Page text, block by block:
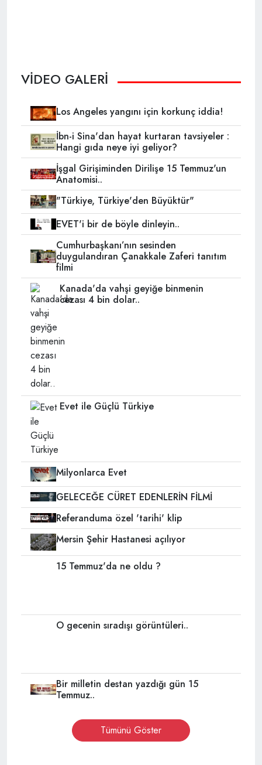
VİDEO GALERİ
Los Angeles yangını için korkunç iddia!
İbn-i Sina'dan hayat kurtaran tavsiyeler :
Hangi gıda neye iyi geliyor?
İşgal Girişiminden Dirilişe 15 Temmuz'un
Anatomisi..
"Türkiye, Türkiye'den Büyüktür"
EVET'i bir de böyle dinleyin..
Cumhurbaşkanı’nın sesinden
duygulandıran Çanakkale Zaferi tanıtım
filmi
Kanada'da vahşi geyiğe binmenin
cezası 4 bin dolar..
Evet ile Güçlü Türkiye
Milyonlarca Evet
GELECEĞE CÜRET EDENLERİN FİLMİ
Referanduma özel 'tarihi' klip
Mersin Şehir Hastanesi açılıyor
15 Temmuz'da ne oldu ?
O gecenin sıradışı görüntüleri..
Bir milletin destan yazdığı gün 15
Temmuz..
Tümünü Göster